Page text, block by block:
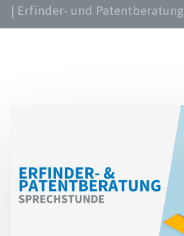
| Erfinder- und Patentberatung